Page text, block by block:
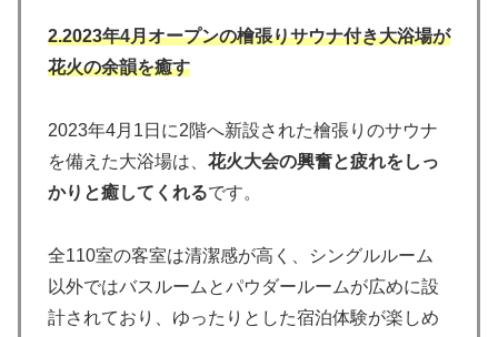
2.2023年4月オープンの檜張りサウナ付き大浴場が
花火の余韻を癒す
2023年4月1日に2階へ新設された檜張りのサウナ
を備えた大浴場は、 花火大会の興奮と疲れをしっ
かりと癒してくれるです。
全110室の客室は清潔感が高く、シングルルーム
以外ではバスルームとパウダールームが広めに設
計されており、ゆったりとした宿泊体験が楽しめ